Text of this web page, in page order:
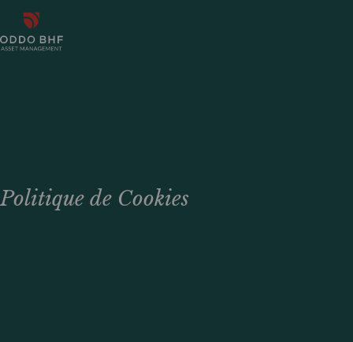
Politique de Cookies